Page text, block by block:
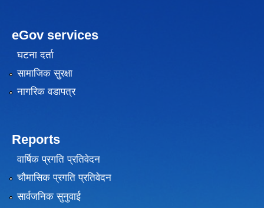
eGov services
घटना दर्ता
सामाजिक सुरक्षा
नागरिक वडापत्र
Reports
वार्षिक प्रगति प्रतिवेदन
चौमासिक प्रगति प्रतिवेदन
सार्वजनिक सुनुवाई